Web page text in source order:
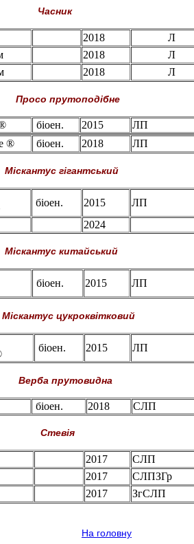
2018
Л
2018
Л
2018 Л
біоен. 2015
ЛП
® біоен. 2018 ЛП
Міскантус гігантський
біоен. 2015
ЛП
2024
китайський
біоен. 2015 ЛП
біоен. 2015 ЛП
Верба прутовидна
біоен. 2018 СЛП
2017
СЛП
2017
СЛПЗГр
2017 ЗгСЛП
На головну